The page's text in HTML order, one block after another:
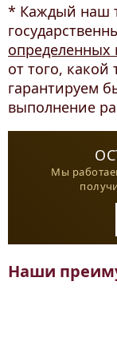
* Каждый наш
определенных
от того,
гарантируем
выполнение
Мы
Наши